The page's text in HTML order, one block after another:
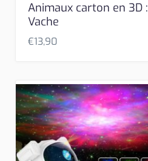
Animaux carton en 3D :
Vache
€13,90